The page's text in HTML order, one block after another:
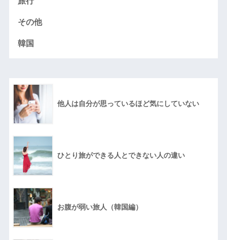
その他
韓国
他人は自分が思っているほど気にしていない
ひとり旅ができる人とできない人の違い
お腹が弱い旅人（韓国編）